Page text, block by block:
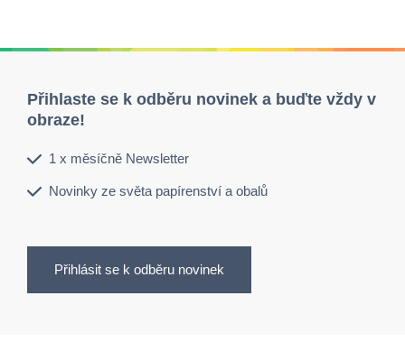
Přihlaste se k odběru novinek a buďte vždy v
obraze!
1 x měsíčně Newsletter
Novinky ze světa papírenství a obalů
Přihlásit se k odběru novinek